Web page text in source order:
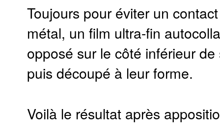
Toujours pour éviter un
métal, un film ultra-fin
opposé sur le côté inférieur
puis découpé à leur forme.
Voilà le résultat après